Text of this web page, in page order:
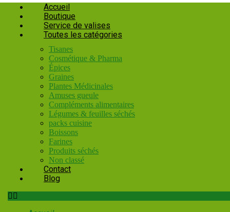
Accueil
Boutique
Service de valises
Toutes les catégories
Tisanes
Cosmétique & Pharma
Épices
Graines
Plantes Médicinales
Amuses gueule
Compléments alimentaires
Légumes & feuilles séchés
packs cuisine
Boissons
Farines
Produits séchés
Non classé
Contact
Blog